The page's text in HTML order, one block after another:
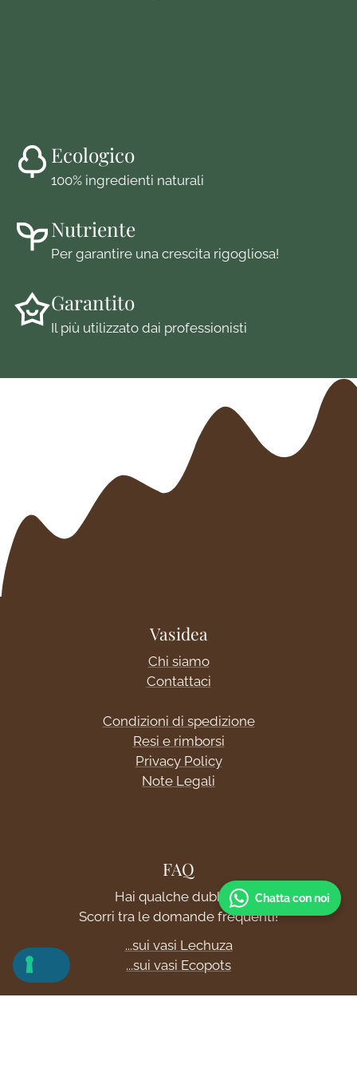
Ecologico
100% ingredienti naturali
Nutriente
Per garantire una crescita rigogliosa!
Garantito
Il più utilizzato dai professionisti
Vasidea
Chi siamo
Contattaci
Condizioni di spedizione
Resi e rimborsi
Privacy Policy
Note Legali
FAQ
Hai qualche dubbio?
Scorri tra le domande frequenti!
...sui vasi Lechuza
...sui vasi Ecopots
Chatta con noi